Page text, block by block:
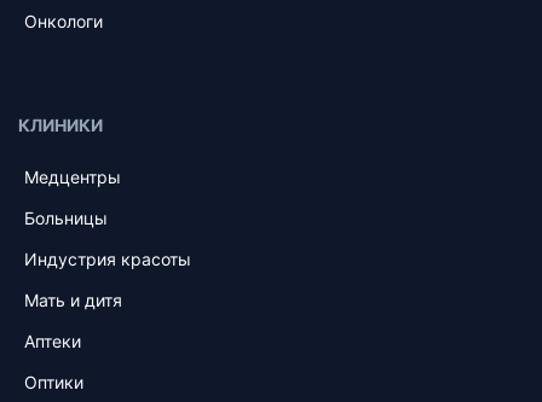
Онкологи
КЛИНИКИ
Медцентры
Больницы
Индустрия красоты
Мать и дитя
Аптеки
Оптики